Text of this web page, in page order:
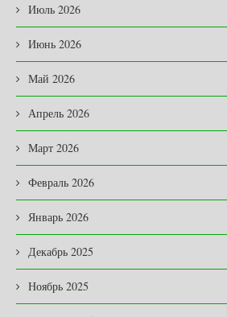
Июль 2026
Июнь 2026
Май 2026
Апрель 2026
Март 2026
Февраль 2026
Январь 2026
Декабрь 2025
Ноябрь 2025